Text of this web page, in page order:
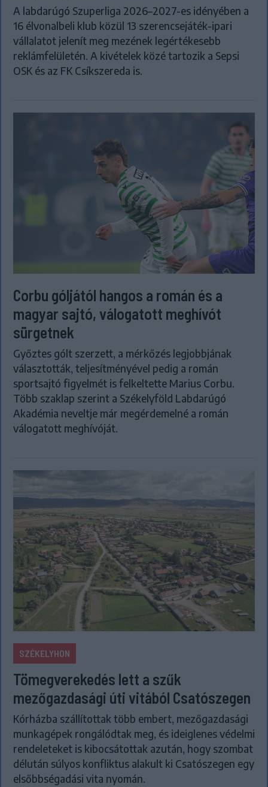
A labdarúgó Szuperliga 2026–2027-es idényében a
16 élvonalbeli klub közül 13 szerencsejáték-ipari
vállalatot jelenít meg mezének legértékesebb
reklámfelületén. A kivételek közé tartozik a Sepsi
OSK és az FK Csíkszereda is.
Corbu góljától hangos a román és a
magyar sajtó, válogatott meghívót
sürgetnek
Győztes gólt szerzett, a mérkőzés legjobbjának
választották, teljesítményével pedig a román
sportsajtó figyelmét is felkeltette Marius Corbu.
Több szaklap szerint a Székelyföld Labdarúgó
Akadémia neveltje már megérdemelné a román
válogatott meghívóját.
SZÉKELYHON
Tömegverekedés lett a szűk
mezőgazdasági úti vitából Csatószegen
Kórházba szállítottak több embert, mezőgazdasági
munkagépek rongálódtak meg, és ideiglenes védelmi
rendeleteket is kibocsátottak azután, hogy szombat
délután súlyos konfliktus alakult ki Csatószegen egy
elsőbbségadási vita nyomán.